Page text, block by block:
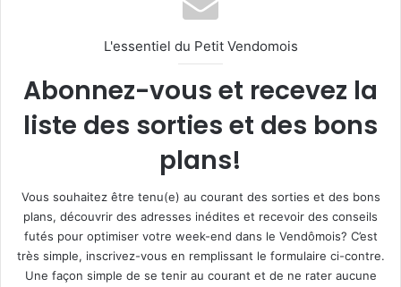
L'essentiel du Petit Vendomois
Abonnez-vous et recevez la
liste des sorties et des bons
plans!
Vous souhaitez être tenu(e) au courant des sorties et des bons
plans, découvrir des adresses inédites et recevoir des conseils
futés pour optimiser votre week-end dans le Vendômois? C’est
très simple, inscrivez-vous en remplissant le formulaire ci-contre.
Une façon simple de se tenir au courant et de ne rater aucune